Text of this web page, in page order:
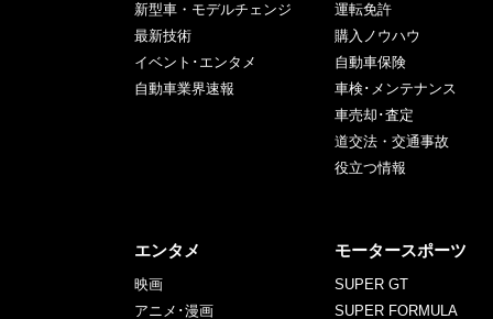
新型車・モデルチェンジ
最新技術
イベント･エンタメ
自動車業界速報
運転免許
購入ノウハウ
自動車保険
車検･メンテナンス
車売却･査定
道交法・交通事故
役立つ情報
エンタメ
映画
アニメ･漫画
モータースポーツ
SUPER GT
SUPER FORMULA